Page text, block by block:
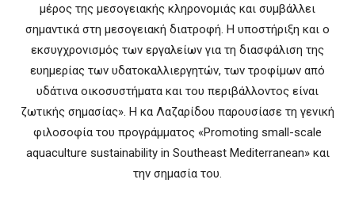
μέρος της μεσογειακής κληρονομιάς και συμβάλλει
σημαντικά στη μεσογειακή διατροφή. H υποστήριξη και ο
εκσυγχρονισμός των εργαλείων για τη διασφάλιση της
ευημερίας των υδατοκαλλιεργητών, των τροφίμων από
υδάτινα οικοσυστήματα και του περιβάλλοντος είναι
ζωτικής σημασίας». Η κα Λαζαρίδου παρουσίασε τη γενική
φιλοσοφία του προγράμματος «Promoting small-scale
aquaculture sustainability in Southeast Mediterranean» και
την σημασία του.